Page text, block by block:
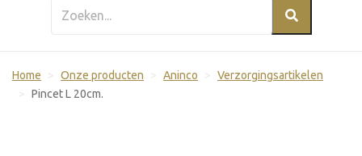
Home Onze producten Aninco
Verzorgingsartikelen
Pincet L 20cm.